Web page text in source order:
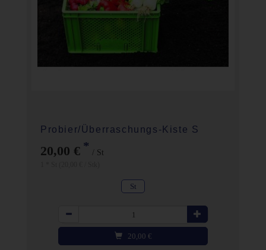
Probier/Überraschungs-Kiste S
20,00 € * / St
St
Anzahl
20,00 €